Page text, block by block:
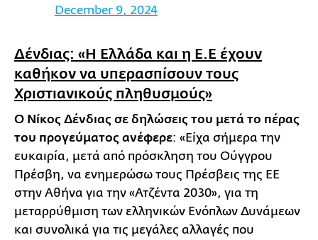
December 9, 2024
Δένδιας: «Η Ελλάδα και η Ε.Ε έχουν
καθήκον να υπερασπίσουν τους
Χριστιανικούς πληθυσμούς»
Ο Νίκος Δένδιας σε δηλώσεις του μετά το πέρας
του προγεύματος ανέφερε: «Είχα σήμερα την
ευκαιρία, μετά από πρόσκληση του Ούγγρου
Πρέσβη, να ενημερώσω τους Πρέσβεις της ΕΕ
στην Αθήνα για την «Ατζέντα 2030», για τη
μεταρρύθμιση των ελληνικών Ενόπλων Δυνάμεων
και συνολικά για τις μεγάλες αλλαγές που